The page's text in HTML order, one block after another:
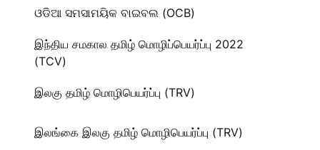
ଓଡିଆ ସମସାମୟିକ ବାଇବଲ (OCB)
இந்திய சமகால தமிழ் மொழிப்பெயர்ப்பு 2022
(TCV)
இலகு தமிழ் மொழிபெயர்ப்பு (TRV)
இலங்கை இலகு தமிழ் மொழிபெயர்ப்பு (TRV)